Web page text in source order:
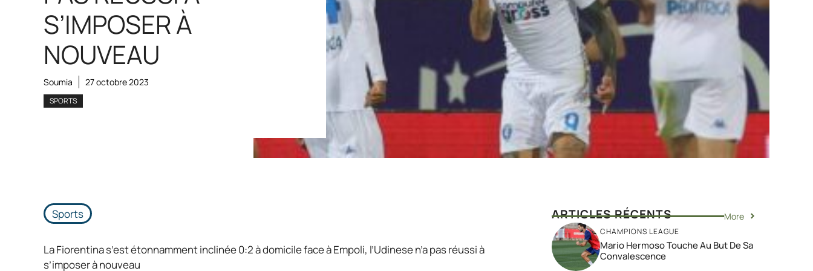
S’IMPOSER À
NOUVEAU
Soumia 27 octobre 2023
SPORTS
Sports
La Fiorentina s’est étonnamment inclinée 0:2 à domicile face à Empoli, l’Udinese n’a pas réussi à
s’imposer à nouveau
ARTICLES RÉCENTS More
CHAMPIONS LEAGUE
Mario Hermoso Touche Au But De Sa
Convalescence